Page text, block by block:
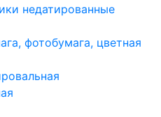
недатированные
фотобумага, цветная